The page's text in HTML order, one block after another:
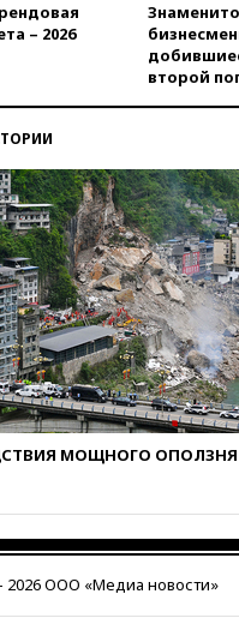
– 2026
второй
МОЩНОГО ОПОЛЗНЯ
ООО «Медиа новости»